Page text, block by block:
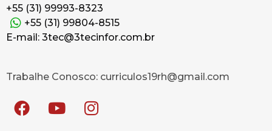
+55 (31) 99993-8323
+55 (31) 99804-8515
E-mail: 3tec@3tecinfor.com.br
Trabalhe Conosco: curriculos19rh@gmail.com